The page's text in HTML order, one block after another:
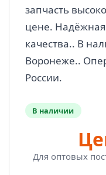
запчасть
цене. Надёжная
качества.. В
Воронеже..
В наличии
Для оптовых